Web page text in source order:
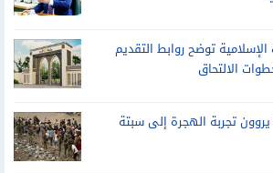
توضح روابط التقديم
الالتحاق
تجربة الهجرة إلى سبتة